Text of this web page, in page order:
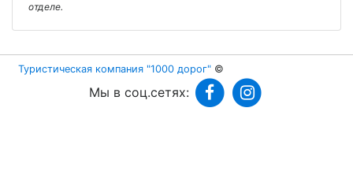
отделе.
Туристическая компания "1000 дорог" ©
Мы в соц.сетях: